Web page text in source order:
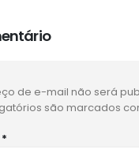
de e-mail não será
são marcados
*